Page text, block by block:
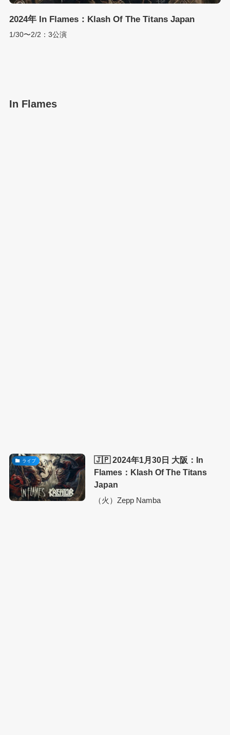
2024年 In Flames：Klash Of The Titans Japan
1/30〜2/2：3公演
In Flames
ライブ
🇯🇵 2024年1月30日 大阪：In
Flames：Klash Of The Titans
Japan
（火）Zepp Namba